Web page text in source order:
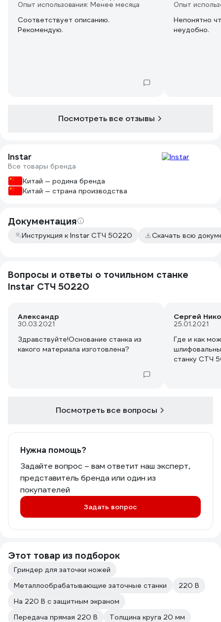
Опыт использования: Менее месяца
Соответствует описанию.
Рекомендую.
Опыт
Непонятно
неудобно.
Посмотреть все отзывы
Instar
Все товары бренда
Китай — родина бренда
Китай — страна производства
Документация
Инструкция к Instar СТЧ 50220 Скачать всю
Вопросы и ответы о точильном станке
Instar СТЧ 50220
Александр
30.03.2021
Здравствуйте!Основание станка из
какого материала изготовлена?
Сергей
25.01.2021
Где и как
станку СТЧ
Посмотреть все вопросы
Нужна помощь?
Задайте вопрос – вам ответит наш эксперт,
представитель бренда или один из
покупателей
Задать вопрос
Этот товар из подборок
Гриндер для заточки ножей
Металлообрабатывающие заточные станки
220 В
На 220 В с защитным экраном
Передача прямая 220 В
Толщина круга 20 мм